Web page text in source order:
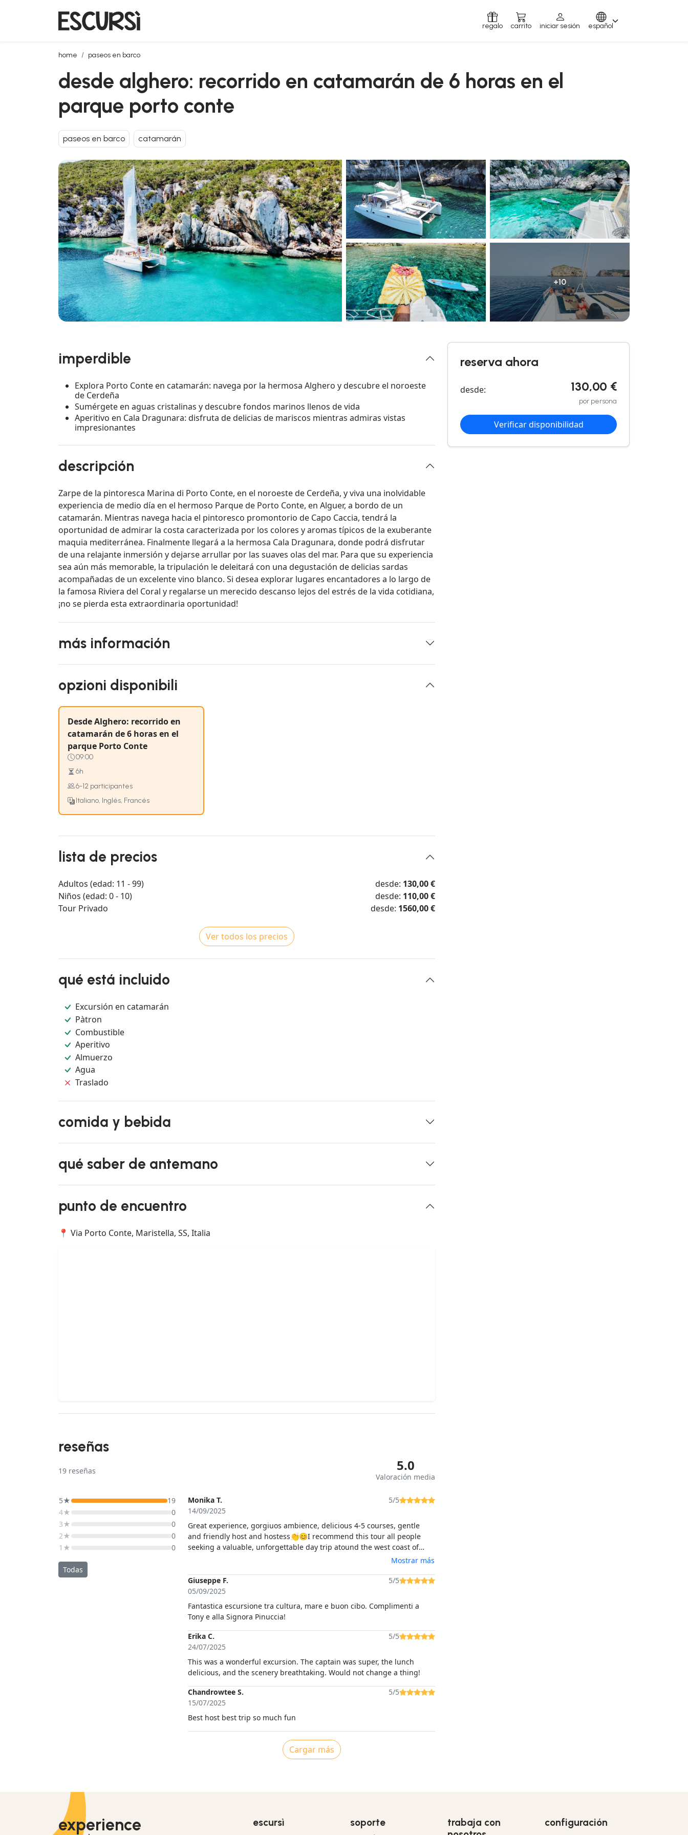
regalo carrito iniciar sesión español
home paseos en barco
desde alghero: recorrido en catamarán de 6 horas en el parque porto conte
desde alghero: recorrido en catamarán de 6 horas en el
parque porto conte
paseos en barco catamarán
+10
imperdible
Explora Porto Conte en catamarán: navega por la hermosa Alghero y descubre el noroeste
de Cerdeña
Sumérgete en aguas cristalinas y descubre fondos marinos llenos de vida
Aperitivo en Cala Dragunara: disfruta de delicias de mariscos mientras admiras vistas
impresionantes
descripción
Zarpe de la pintoresca Marina di Porto Conte, en el noroeste de Cerdeña, y viva una inolvidable
experiencia de medio día en el hermoso Parque de Porto Conte, en Alguer, a bordo de un
catamarán. Mientras navega hacia el pintoresco promontorio de Capo Caccia, tendrá la
oportunidad de admirar la costa caracterizada por los colores y aromas típicos de la exuberante
maquia mediterránea. Finalmente llegará a la hermosa Cala Dragunara, donde podrá disfrutar
de una relajante inmersión y dejarse arrullar por las suaves olas del mar. Para que su experiencia
sea aún más memorable, la tripulación le deleitará con una degustación de delicias sardas
acompañadas de un excelente vino blanco. Si desea explorar lugares encantadores a lo largo de
la famosa Riviera del Coral y regalarse un merecido descanso lejos del estrés de la vida cotidiana,
¡no se pierda esta extraordinaria oportunidad!
más información
opzioni disponibili
Desde Alghero: recorrido en
catamarán de 6 horas en el
parque Porto Conte
09:00
6h
6-12 participantes
Italiano, Inglés, Francés
lista de precios
Adultos (edad: 11 - 99) desde: 130,00 €
Niños (edad: 0 - 10)
desde: 110,00 €
Tour Privado
desde: 1560,00 €
Ver todos los precios
qué está incluido
Excursión en catamarán
Pàtron
Combustible
Aperitivo
Almuerzo
Agua
Traslado
comida y bebida
qué saber de antemano
punto de encuentro
📍 Via Porto Conte, Maristella, SS, Italia
reseñas
19 reseñas 5.0
Valoración media
5★
19
4★
0
3★
0
2★
0
1★
0
Todas
Monika T.
14/09/2025
5/5
Great experience, gorgiuos ambience, delicious 4-5 courses, gentle
and friendly host and hostess👏😊I recommend this tour all people
seeking a valuable, unforgettable day trip atound the west coast of
Mostrar más
Giuseppe F.
05/09/2025
5/5
Fantastica escursione tra cultura, mare e buon cibo. Complimenti a
Tony e alla Signora Pinuccia!
Erika C.
24/07/2025
5/5
This was a wonderful excursion. The captain was super, the lunch
delicious, and the scenery breathtaking. Would not change a thing!
Chandrowtee S.
15/07/2025
5/5
Best host best trip so much fun
Cargar más
reserva ahora
desde: 130,00 €
por persona
Verificar disponibilidad
experience
escursì soporte
trabaja con
configuración